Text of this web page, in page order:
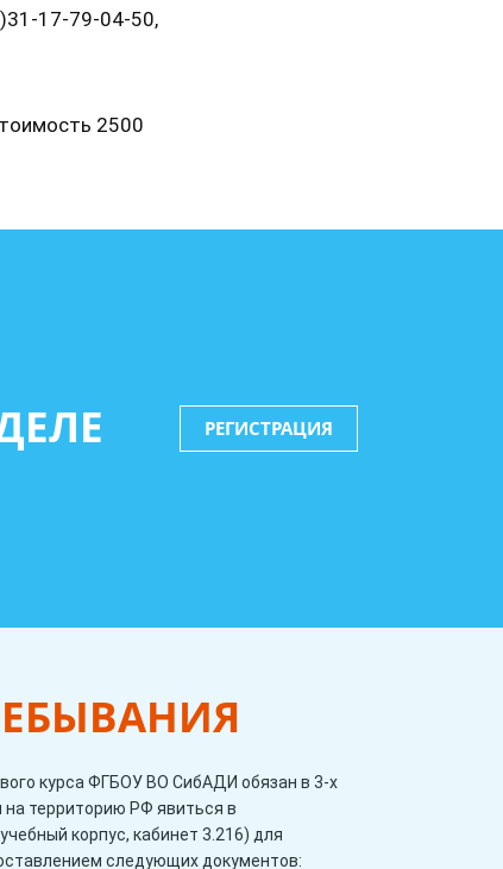
17-79-04-50,
2500
РЕГИСТРАЦИЯ
курса ФГБОУ ВО СибАДИ обязан в 3-х
территорию РФ явиться в
корпус, кабинет 3.216) для
следующих документов: